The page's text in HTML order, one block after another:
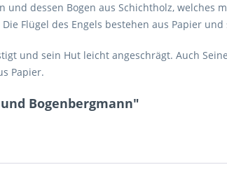
und dessen Bogen aus Schichtholz, welches
Flügel des Engels bestehen aus Papier
und sein Hut leicht angeschrägt. Auch
Papier.
Bogenbergmann"